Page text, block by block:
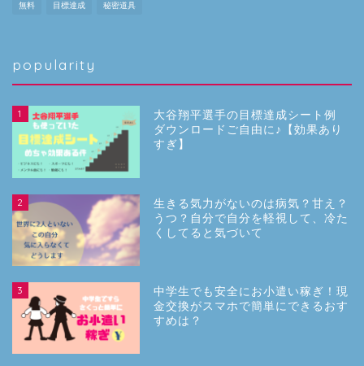
無料 目標達成 秘密道具
popularity
1
大谷翔平選手の目標達成シート例
ダウンロードご自由に♪【効果あり
すぎ】
2
生きる気力がないのは病気？甘え？
うつ？自分で自分を軽視して、冷た
くしてると気づいて
3
中学生でも安全にお小遣い稼ぎ！現
金交換がスマホで簡単にできるおす
すめは？